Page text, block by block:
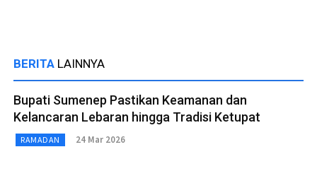
BERITA LAINNYA
Bupati Sumenep Pastikan Keamanan dan
Kelancaran Lebaran hingga Tradisi Ketupat
RAMADAN 24 Mar 2026